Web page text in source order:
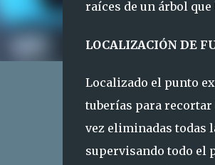
raíces de un árbol
LOCALIZACIÓN DE
Localizado el punto
tuberías para recortar
vez eliminadas todas
supervisando todo el